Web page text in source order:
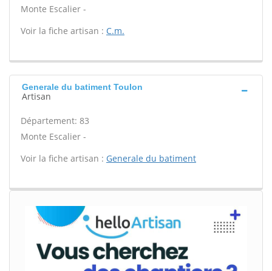
Monte Escalier -
Voir la fiche artisan : C.m.
Generale du batiment Toulon
Artisan
Département: 83
Monte Escalier -
Voir la fiche artisan : Generale du batiment